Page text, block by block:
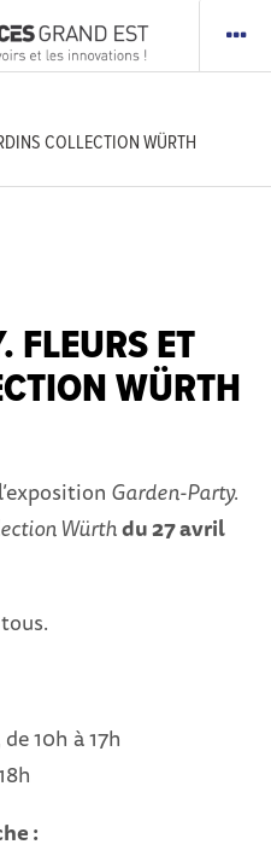
COLLECTION WÜRTH
FLEURS ET
WÜRTH
Garden-Party.
Würthdu 27 avril
10h à 17h
: